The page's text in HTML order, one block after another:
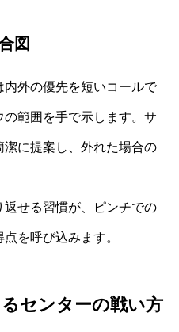
図
外の優先を短いコールで
範囲を手で示します。サ
に提案し、外れた場合の
せる習慣が、ピンチでの
を呼び込みます。
センターの戦い方